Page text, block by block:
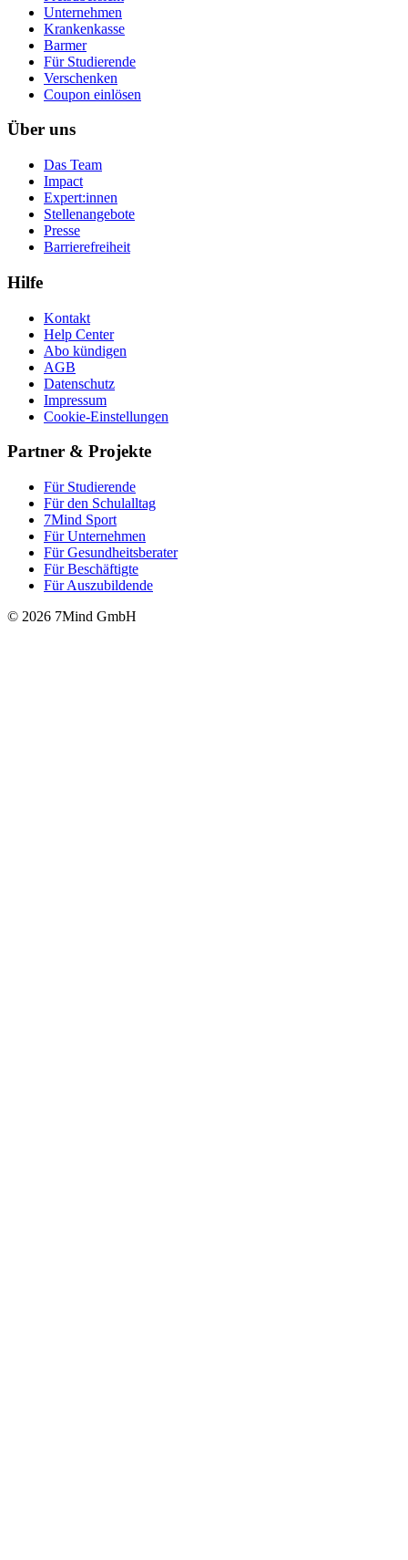
Unternehmen
Krankenkasse
Barmer
Für Studierende
Ver­schen­ken
Coupon einlösen
Über uns
Das Team
Impact
Expert:innen
Stellenangebote
Presse
Barrierefreiheit
Hilfe
Kontakt
Help Center
Abo kündigen
AGB
Datenschutz
Impressum
Cookie-Einstellungen
Partner & Projekte
Für Stu­die­rende
Für den Schulalltag
7Mind Sport
Für Unter­neh­men
Für Gesund­heits­be­ra­ter
Für Beschäftigte
Für Auszubildende
© 2026 7Mind GmbH